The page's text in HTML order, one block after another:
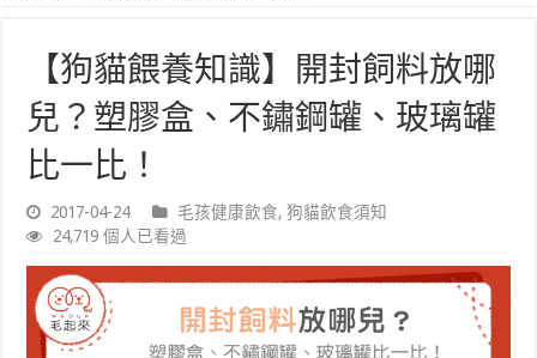
【狗貓餵養知識】開封飼料放哪
兒？塑膠盒、不鏽鋼罐、玻璃罐
比一比！
2017-04-24 毛孩健康飲食,狗貓飲食須知
24,719 個人已看過